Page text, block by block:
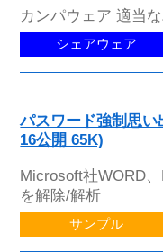
カンパウェア 適当
シェアウェア
パスワード強制思い
16公開 65K)
Microsoft社WORD
を解除/解析
サンプル